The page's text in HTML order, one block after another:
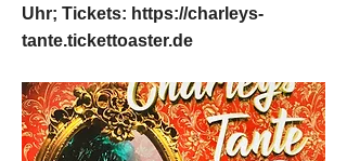
Uhr;​ Tickets: https://charleys-
tante.tickettoaster.de